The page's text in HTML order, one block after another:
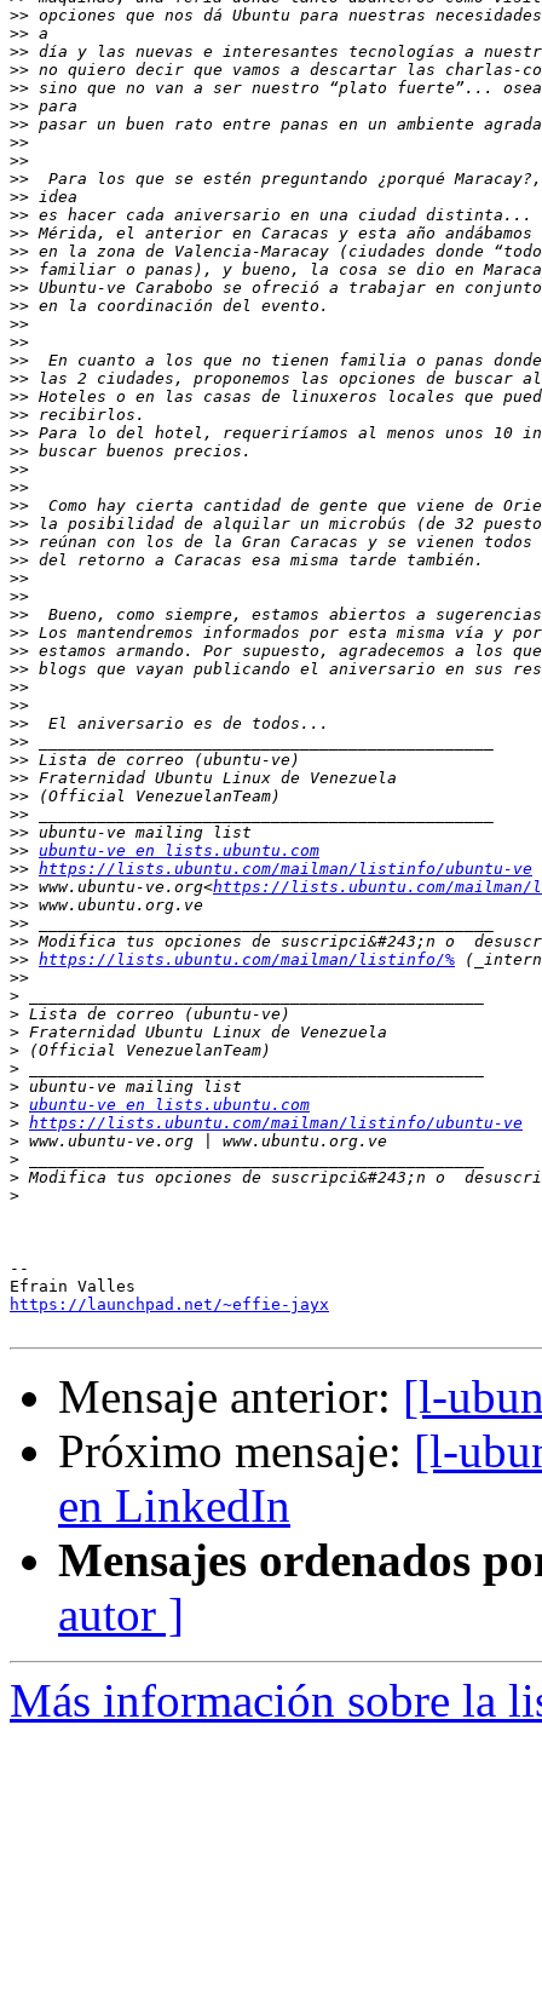
>>
>>
>>
>>
>>
>>
>>
>>
>>
>>
>>
>>
>>
>>
>>
>>
>>
>>
>>
>>
>>
>>
>>
>>
>>
>>
>>
>>
>>
>>
>>
>>
>>
>>
>>
>>
>>
>>
>>
>>
>>
>>
>>
>>
>>
>>
>> ubuntu-ve en lists.ubuntu.com
>> https://lists.ubuntu.com/mailman/listinfo/ubuntu-ve
>> www.ubuntu-ve.org<https://lists.ubuntu.com/mailman/
>>
>>
>>
>> https://lists.ubuntu.com/mailman/listinfo/%
>>
>
>
>
>
>
>
> ubuntu-ve en lists.ubuntu.com
> https://lists.ubuntu.com/mailman/listinfo/ubuntu-ve
>
>
> Modifica tus opciones de suscripci&#243;n o
>
--
https://launchpad.net/~effie-jayx
Mensaje anterior: [l-
Próximo mensaje: [l-
en LinkedIn
Mensajes ordenados
autor ]
Más información sobre la